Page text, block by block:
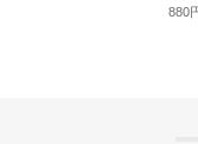
880